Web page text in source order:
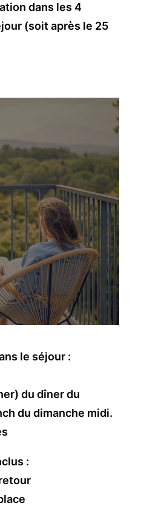
dans les 4
(soit après le 25
le séjour :
du dîner du
du dimanche midi.
: